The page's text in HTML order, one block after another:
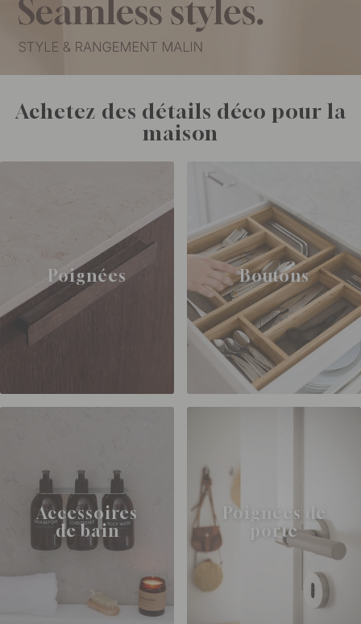
Achetez des détails déco pour la
maison
Poignées Boutons
Accessoires
de bain
Poignées de
porte